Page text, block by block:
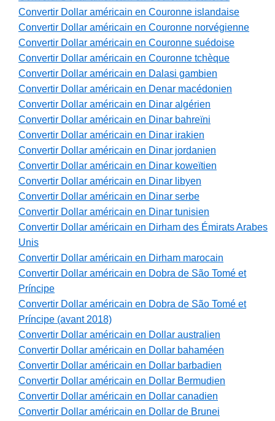
Convertir Dollar américain en Couronne islandaise
Convertir Dollar américain en Couronne norvégienne
Convertir Dollar américain en Couronne suédoise
Convertir Dollar américain en Couronne tchèque
Convertir Dollar américain en Dalasi gambien
Convertir Dollar américain en Denar macédonien
Convertir Dollar américain en Dinar algérien
Convertir Dollar américain en Dinar bahreïni
Convertir Dollar américain en Dinar irakien
Convertir Dollar américain en Dinar jordanien
Convertir Dollar américain en Dinar koweïtien
Convertir Dollar américain en Dinar libyen
Convertir Dollar américain en Dinar serbe
Convertir Dollar américain en Dinar tunisien
Convertir Dollar américain en Dirham des Émirats Arabes
Unis
Convertir Dollar américain en Dirham marocain
Convertir Dollar américain en Dobra de São Tomé et
Príncipe
Convertir Dollar américain en Dobra de São Tomé et
Príncipe (avant 2018)
Convertir Dollar américain en Dollar australien
Convertir Dollar américain en Dollar bahaméen
Convertir Dollar américain en Dollar barbadien
Convertir Dollar américain en Dollar Bermudien
Convertir Dollar américain en Dollar canadien
Convertir Dollar américain en Dollar de Brunei